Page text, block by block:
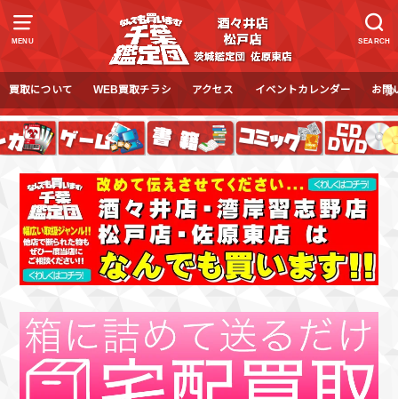
MENU SEARCH
買取について WEB買取チラシ アクセス イベントカレンダー お問